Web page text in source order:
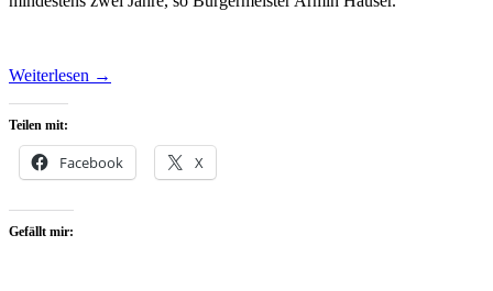
Weiterlesen →
Teilen mit:
Facebook X
Gefällt mir: